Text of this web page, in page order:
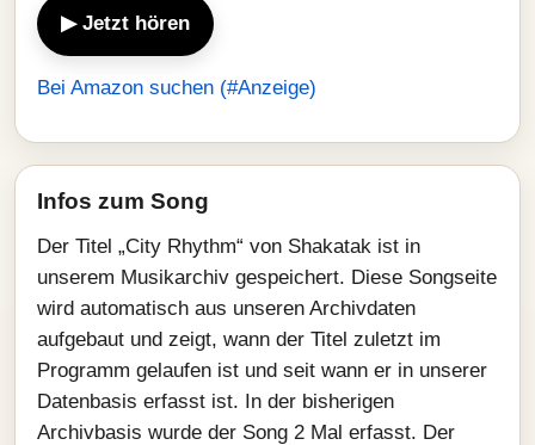
▶ Jetzt hören
Bei Amazon suchen (#Anzeige)
Infos zum Song
Der Titel „City Rhythm“ von Shakatak ist in
unserem Musikarchiv gespeichert. Diese Songseite
wird automatisch aus unseren Archivdaten
aufgebaut und zeigt, wann der Titel zuletzt im
Programm gelaufen ist und seit wann er in unserer
Datenbasis erfasst ist. In der bisherigen
Archivbasis wurde der Song 2 Mal erfasst. Der